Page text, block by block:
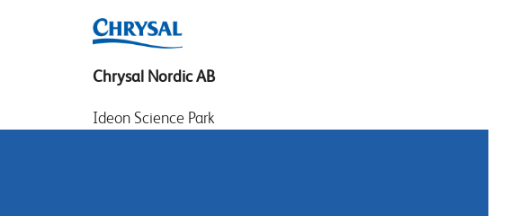
Chrysal Nordic AB
Ideon Science Park